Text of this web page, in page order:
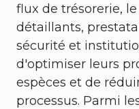
flux de trésorerie,
détaillants,
sécurité et
d'optimiser leurs
espèces et de
processus. Parmi